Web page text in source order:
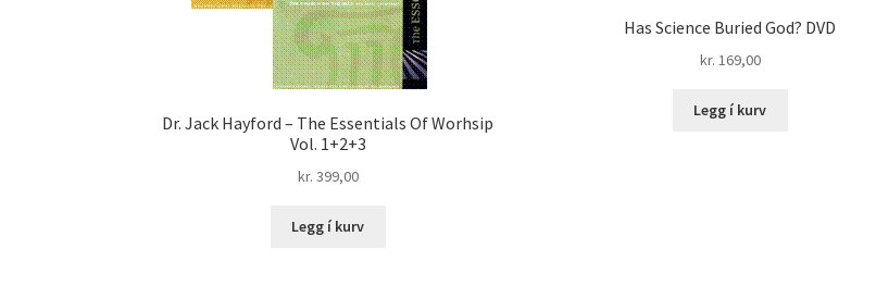
Dr. Jack Hayford – The Essentials Of Worhsip
Vol. 1+2+3
kr. 399,00
Legg í kurv
Has Science Buried God? DVD
kr. 169,00
Legg í kurv